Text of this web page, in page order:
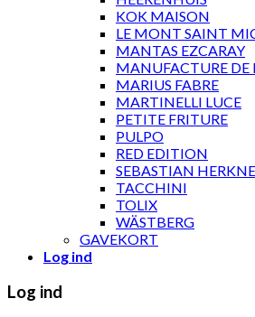
KOK MAISON
LE MONT SAINT
MANTAS EZCARAY
MANUFACTURE DE
MARIUS FABRE
MARTINELLI LUCE
PETITE FRITURE
PULPO
RED EDITION
SEBASTIAN
TACCHINI
TOLIX
WÄSTBERG
GAVEKORT
Log ind
Log ind